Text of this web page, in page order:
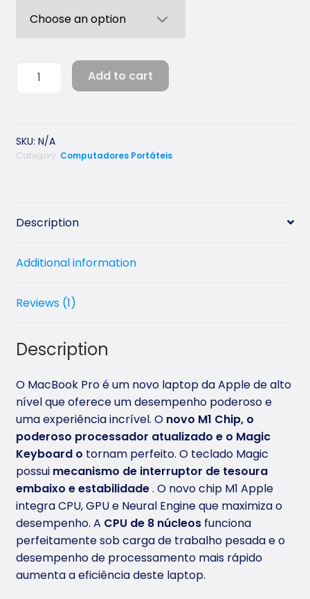
Add to cart
SKU: N/A
Category: Computadores Portáteis
Description
Additional information
Reviews (1)
Description
O MacBook Pro é um novo laptop da Apple de alto
nível que oferece um desempenho poderoso e
uma experiência incrível. O novo M1 Chip, o
poderoso processador atualizado e o Magic
Keyboard o tornam perfeito. O teclado Magic
possui mecanismo de interruptor de tesoura
embaixo e estabilidade. O novo chip M1 Apple
integra CPU, GPU e Neural Engine que maximiza o
desempenho. A CPU de 8 núcleosfunciona
perfeitamente sob carga de trabalho pesada e o
desempenho de processamento mais rápido
aumenta a eficiência deste laptop.